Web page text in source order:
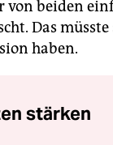
von beiden
Das
haben.
stärken